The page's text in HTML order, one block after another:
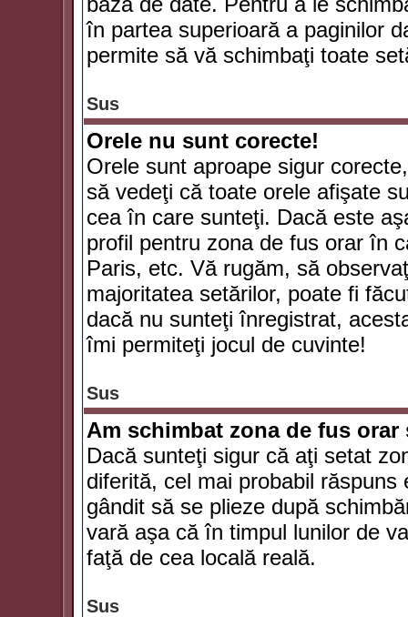
în partea superioară a paginilor
permite să vă schimbaţi toate
Sus
Orele nu sunt corecte!
Orele sunt aproape sigur
să vedeţi că toate orele afişate
cea în care sunteţi. Dacă este
profil pentru zona de fus orar în
Paris, etc. Vă rugăm, să
majoritatea setărilor, poate fi
dacă nu sunteţi înregistrat,
îmi permiteţi jocul de cuvinte!
Sus
Am schimbat zona de fus
Dacă sunteţi sigur că aţi setat
diferită, cel mai probabil
gândit să se plieze după
vară aşa că în timpul lunilor de
faţă de cea locală reală.
Sus